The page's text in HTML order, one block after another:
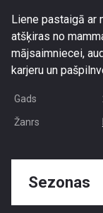
Liene pastaigā ar
atšķiras no
mājsaimniecei,
karjeru un
Gads
Žanrs
Sezonas